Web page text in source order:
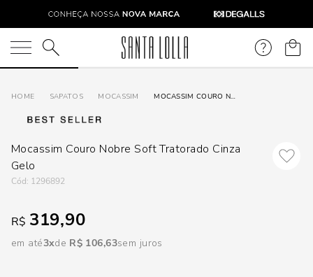
O que você está procurando?
SAPATOS MOCASSIM MOCASSIM COURO NOBRE SOFT TRATORADO CINZA GELO
Mocassim Couro Nobre Soft Tratorado Cinza
Gelo
: 1296892
R$ 319,90
em até3 R$ 106,63sem juros